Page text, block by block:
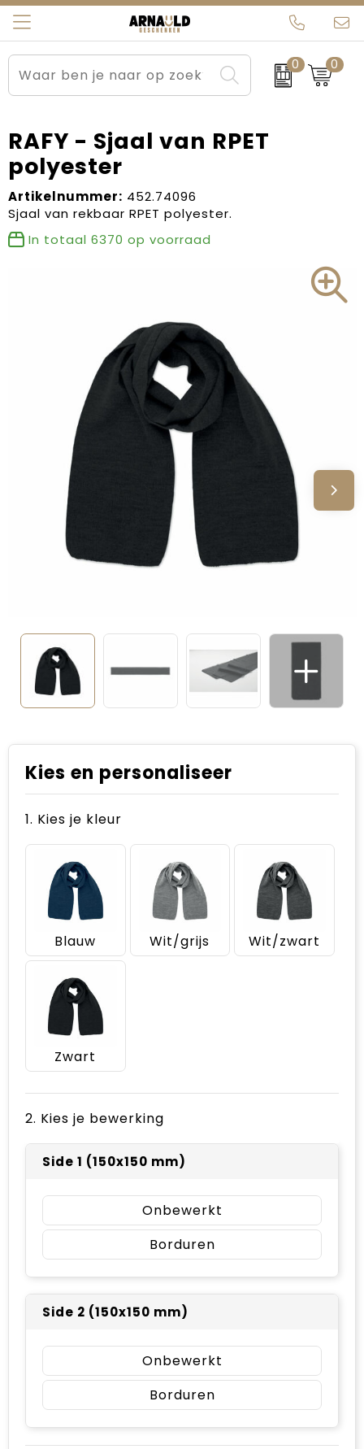
0 0
Relatiegeschenken
Sportkleding
Werkkleding
Kleding en textiel
Tassen
Beurs en Evenementen
Brievenbuspakketten
Carnaval
Dag van de Zorg
Kerstartikelen
Sinterklaas
Verjaardagen
Voetbal, EK en WK
Voor de bouw
Zomergeschenken
Arnauld Kerstpakketten
MijnEigenKadootje
Ons team
Contact
Blogs
RAFY - Sjaal van RPET
polyester
Artikelnummer: 452.74096
Sjaal van rekbaar RPET polyester.
In totaal 6370 op voorraad
Kies en personaliseer
1. Kies je kleur
Blauw Wit/grijs Wit/zwart
Zwart
2. Kies je bewerking
Side 1 (150x150 mm)
Onbewerkt
Borduren
Side 2 (150x150 mm)
Onbewerkt
Borduren